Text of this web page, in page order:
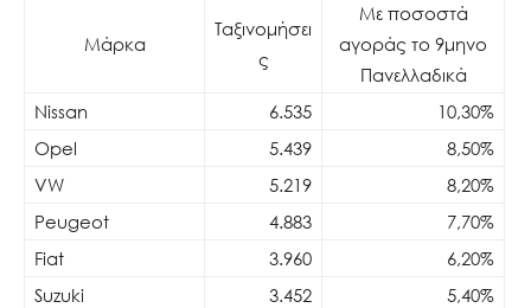
Mάρκα
Ταξινομήσει
ς
Με ποσοστά
αγοράς το 9μηνο
Πανελλαδικά
Nissan
6.535
10,30%
Opel
5.439
8,50%
VW
5.219
8,20%
Peugeot
4.883
7,70%
Fiat
3.960
6,20%
Suzuki
3.452
5,40%